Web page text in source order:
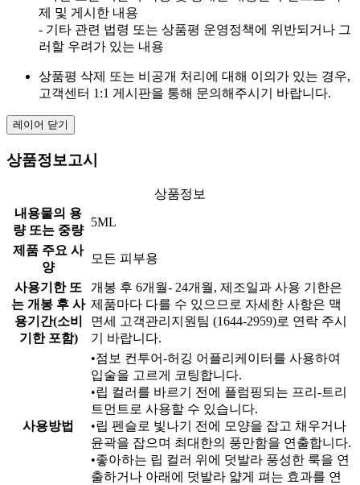
제 및 게시한 내용
- 기타 관련 법령 또는 상품평 운영정책에 위반되거나 그
러할 우려가 있는 내용
상품평 삭제 또는 비공개 처리에 대해 이의가 있는 경우,
고객센터 1:1 게시판을 통해 문의해주시기 바랍니다.
레이어 닫기
상품정보고시
상품정보
내용물의 용
량 또는 중량
5ML
제품 주요 사
양
모든 피부용
사용기한 또
는 개봉 후 사
용기간(소비
기한 포함)
개봉 후 6개월- 24개월, 제조일과 사용 기한은
제품마다 다를 수 있으므로 자세한 사항은 맥
면세 고객관리지원팀 (1644-2959)로 연락 주시
기 바랍니다.
사용방법
•점보 컨투어-허깅 어플리케이터를 사용하여
입술을 고르게 코팅합니다.
•립 컬러를 바르기 전에 플럼핑되는 프리-트리
트먼트로 사용할 수 있습니다.
•립 펜슬로 빛나기 전에 모양을 잡고 채우거나
윤곽을 잡으며 최대한의 풍만함을 연출합니다.
•좋아하는 립 컬러 위에 덧발라 풍성한 룩을 연
출하거나 아래에 덧발라 얇게 펴는 효과를 연